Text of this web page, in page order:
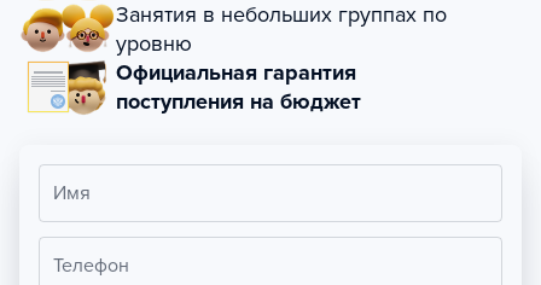
Занятия в небольших группах по
уровню
Официальная гарантия
поступления на бюджет
Имя
Телефон